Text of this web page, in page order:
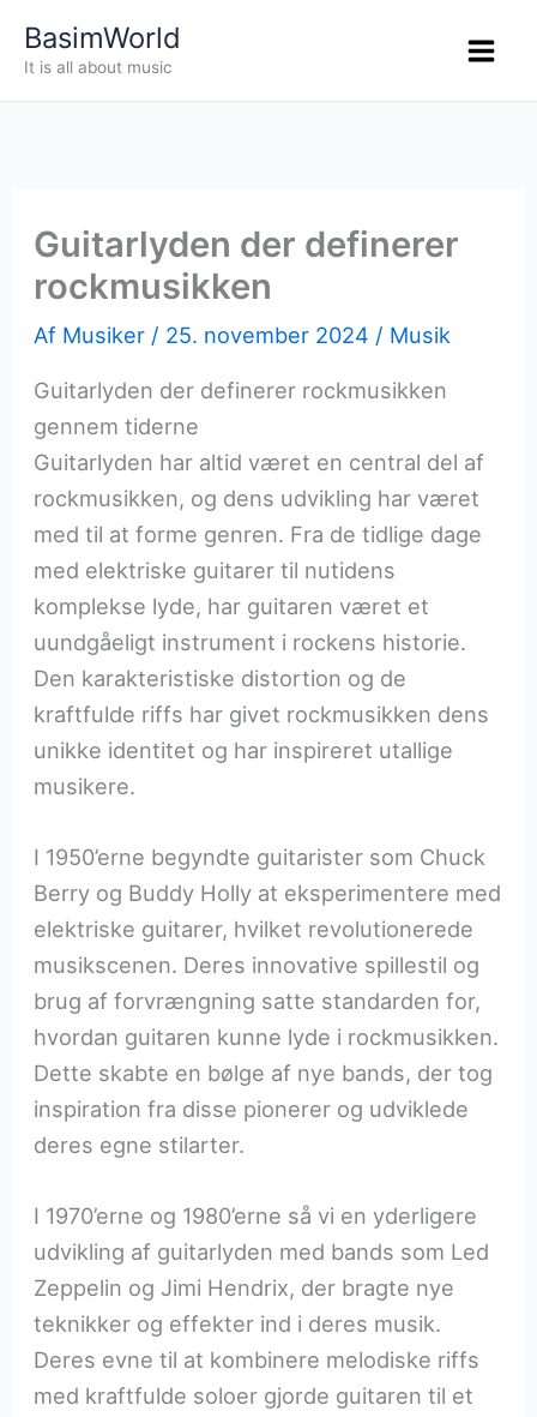
BasimWorld
It is all about music
Guitarlyden der definerer
rockmusikken
Af Musiker / 25. november 2024 / Musik
Guitarlyden der definerer rockmusikken
gennem tiderne
Guitarlyden har altid været en central del af
rockmusikken, og dens udvikling har været
med til at forme genren. Fra de tidlige dage
med elektriske guitarer til nutidens
komplekse lyde, har guitaren været et
uundgåeligt instrument i rockens historie.
Den karakteristiske distortion og de
kraftfulde riffs har givet rockmusikken dens
unikke identitet og har inspireret utallige
musikere.
I 1950’erne begyndte guitarister som Chuck
Berry og Buddy Holly at eksperimentere med
elektriske guitarer, hvilket revolutionerede
musikscenen. Deres innovative spillestil og
brug af forvrængning satte standarden for,
hvordan guitaren kunne lyde i rockmusikken.
Dette skabte en bølge af nye bands, der tog
inspiration fra disse pionerer og udviklede
deres egne stilarter.
I 1970’erne og 1980’erne så vi en yderligere
udvikling af guitarlyden med bands som Led
Zeppelin og Jimi Hendrix, der bragte nye
teknikker og effekter ind i deres musik.
Deres evne til at kombinere melodiske riffs
med kraftfulde soloer gjorde guitaren til et